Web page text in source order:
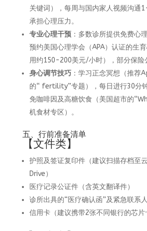
关键词），每周与国内家人视频沟通
承担心理压力。
专业心理干预：多数诊所提供免费心
预约美国心理学会（APA）认证的生
用约150-200美元/小时），部分保险
身心调节技巧：学习正念冥想（推荐
的“ fertility”专题），每日进行30分
免咖啡因及高糖饮食（美国超市的
机食材专区）。
五、行前准备清单
【文件类】
护照及签证复印件（建议扫描存档至
Drive）
医疗记录公证件（含英文翻译件）
诊所出具的“医疗确认函”及紧急联系
信用卡（建议携带2张不同银行的芯片